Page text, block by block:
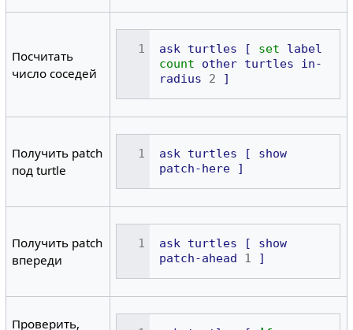
Посчитать
число соседей
ask turtles [ set
label
count
other turtles
in-
radius
2 ]
Получить patch
под turtle
ask turtles [
show
patch-here
]
Получить patch
впереди
ask turtles [
show
patch-ahead
1 ]
Проверить,